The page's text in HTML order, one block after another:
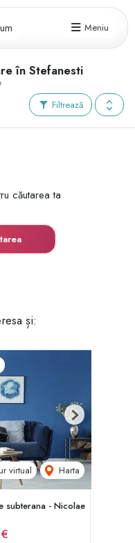
Meniu
în Stefanesti
Filtrează
căutarea ta
și:
virtual Harta
Next
subterana - Nicolae